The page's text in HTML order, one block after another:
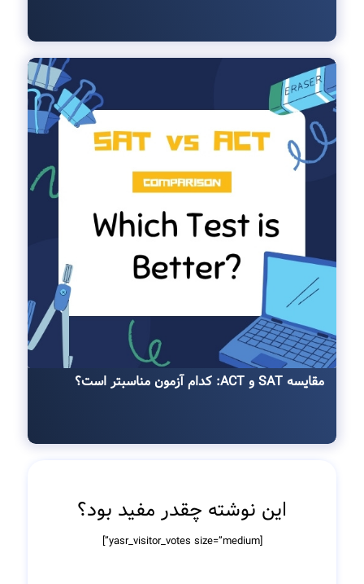
مقایسه SAT و ACT: کدام آزمون مناسبتر است؟
این نوشته چقدر مفید بود؟
[yasr_visitor_votes size=”medium”]